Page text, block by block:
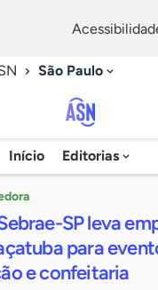
São Paulo
Sebrae
Início Editorias
SP leva
para
e confeitaria